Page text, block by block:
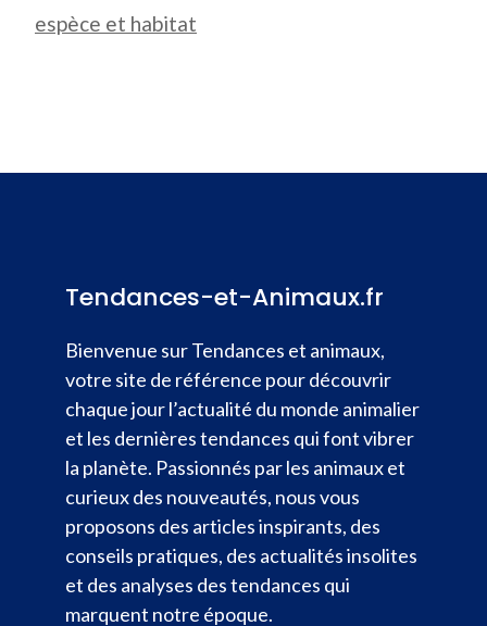
espèce et habitat
Tendances-et-Animaux.fr
Bienvenue sur Tendances et animaux,
votre site de référence pour découvrir
chaque jour l’actualité du monde animalier
et les dernières tendances qui font vibrer
la planète. Passionnés par les animaux et
curieux des nouveautés, nous vous
proposons des articles inspirants, des
conseils pratiques, des actualités insolites
et des analyses des tendances qui
marquent notre époque.